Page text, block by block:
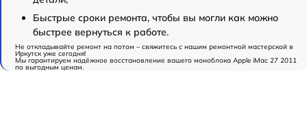
Быстрые сроки ремонта, чтобы вы могли как можно
быстрее вернуться к работе.
Не откладывайте ремонт на потом – свяжитесь с нашим ремонтной мастерской в
Иркутск уже сегодня!
Мы гарантируем надёжное восстановление вашего моноблока Apple iMac 27 2011
по выгодным ценам.